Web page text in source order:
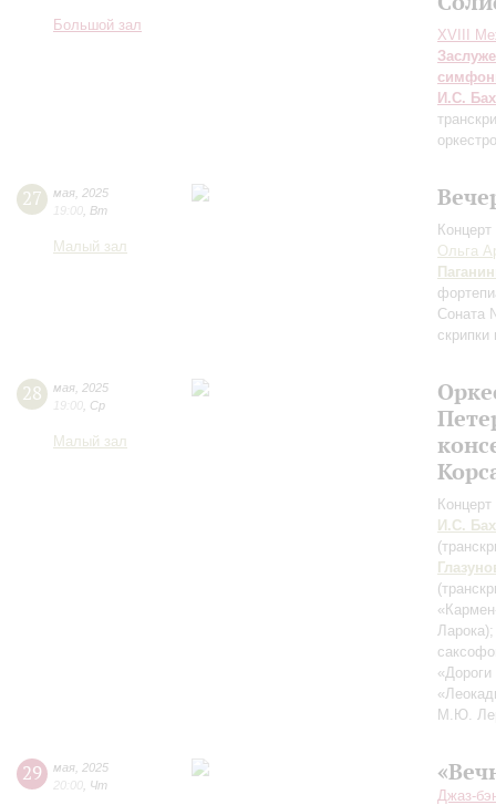
Большой зал
XVIII
И.С. Бах
27 мая 2025
19:00 Вт
Малый зал
Ольга
Соната
28 мая 2025
19:00 Ср
Малый зал
И.С. Бах
Ларока)
М.Ю.
29 мая 2025
20:00 Чт
Джаз-